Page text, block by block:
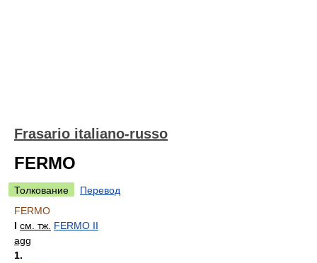
Frasario italiano-russo
FERMO
Толкование
Перевод
FERMO
I см. тж. FERMO II
agg
1.